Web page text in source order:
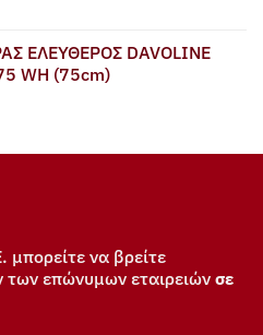
ΕΛΕΥΘΕΡΟΣ DAVOLINE
WH (75cm)
μπορείτε να βρείτε
των επώνυμων εταιρειών σε